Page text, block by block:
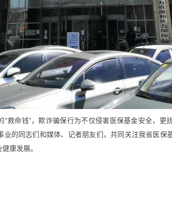
“救命钱”，欺诈骗保行为不仅侵害医保基金安全，更
业的同志们和媒体、记者朋友们，共同关注我省医保
康发展。